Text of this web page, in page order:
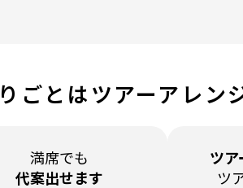
ごとは ツアーアレン
満席でも
代案出せます
ツア
ツ